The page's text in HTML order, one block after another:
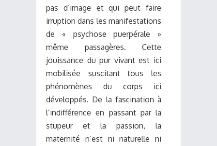
pas d’image et qui peut faire
irruption dans les manifestations
de « psychose puerpérale »
même passagères. Cette
jouissance du pur vivant est ici
mobilisée suscitant tous les
phénomènes du corps ici
développés. De la fascination à
l’indifférence en passant par la
stupeur et la passion, la
maternité n’est ni naturelle ni